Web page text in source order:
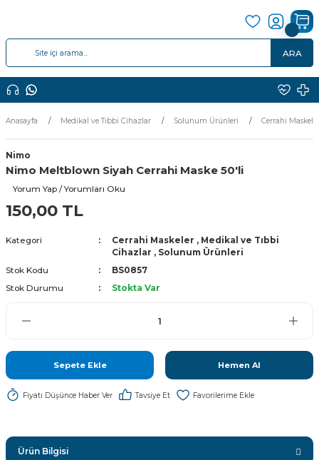
ARA
Anasayfa Medikal ve Tıbbi Cihazlar Solunum Ürünleri Cerrahi Maskeler
Nimo
Nimo Meltblown Siyah Cerrahi Maske 50'li
Yorum Yap / Yorumları Oku
150,00 TL
Kategori Cerrahi Maskeler , Medikal ve Tıbbi
Cihazlar , Solunum Ürünleri
Stok Kodu
BS0857
Stok Durumu
Stokta Var
Sepete Ekle Hemen Al
Fiyatı Düşünce Haber Ver Tavsiye Et
Ürün Bilgisi